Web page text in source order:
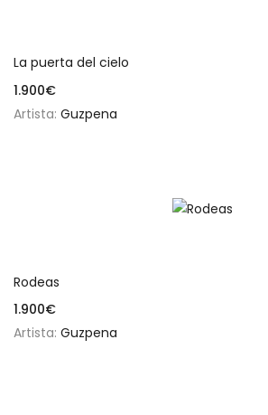
La puerta del cielo
1.900€
Artista: Guzpena
Rodeas
1.900€
Artista: Guzpena